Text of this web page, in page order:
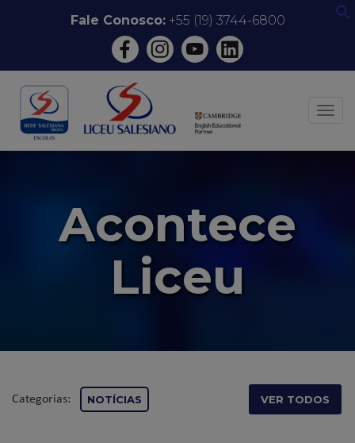
conteúdo
Fale Conosco:+55 (19) 3744-6800
Acontece
Liceu
Categorias: NOTÍCIAS VER TODOS